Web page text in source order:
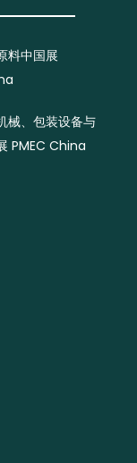
料中国展
械、包装设备与
PMEC China